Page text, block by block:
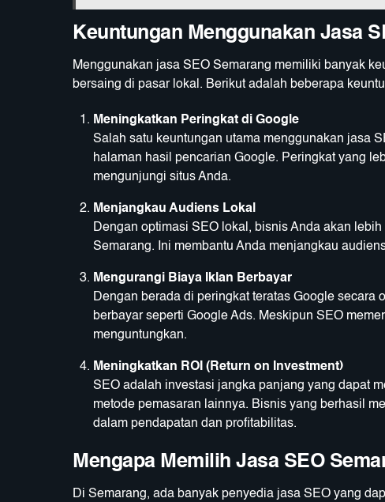
Keuntungan Menggunakan Jasa
Menggunakan jasa SEO Semarang memiliki banyak
bersaing di pasar lokal. Berikut adalah beberapa
Meningkatkan Peringkat di Google
Salah satu keuntungan utama menggunakan jasa
halaman hasil pencarian Google. Peringkat yang
mengunjungi situs Anda.
Menjangkau Audiens Lokal
Dengan optimasi SEO lokal, bisnis Anda akan
Semarang. Ini membantu Anda menjangkau
Mengurangi Biaya Iklan Berbayar
Dengan berada di peringkat teratas Google
berbayar seperti Google Ads. Meskipun SEO
menguntungkan.
Meningkatkan ROI (Return on Investment)
SEO adalah investasi jangka panjang yang dapat
metode pemasaran lainnya. Bisnis yang berhasil
dalam pendapatan dan profitabilitas.
Mengapa Memilih Jasa SEO
Di Semarang, ada banyak penyedia jasa SEO yang